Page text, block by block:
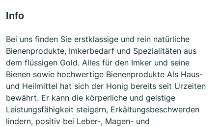
Info
Bei uns finden Sie erstklassige und rein natürliche
Bienenprodukte, Imkerbedarf und Spezialitäten aus
dem flüssigen Gold. Alles für den Imker und seine
Bienen sowie hochwertige Bienenprodukte Als Haus-
und Heilmittel hat sich der Honig bereits seit Urzeiten
bewährt. Er kann die körperliche und geistige
Leistungsfähigkeit steigern, Erkältungsbeschwerden
lindern, positiv bei Leber-, Magen- und